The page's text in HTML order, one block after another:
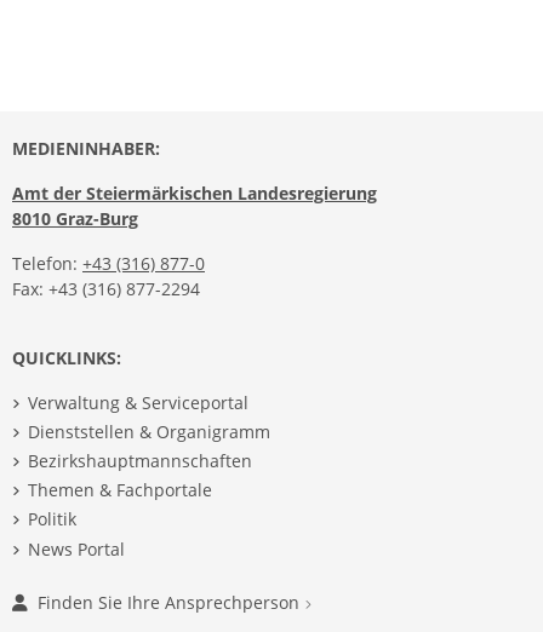
MEDIENINHABER:
Amt der Steiermärkischen Landesregierung
8010 Graz-Burg
Telefon: +43 (316) 877-0
Fax: +43 (316) 877-2294
QUICKLINKS:
Verwaltung & Serviceportal
Dienststellen & Organigramm
Bezirkshauptmannschaften
Themen & Fachportale
Politik
News Portal
Finden Sie Ihre Ansprechperson